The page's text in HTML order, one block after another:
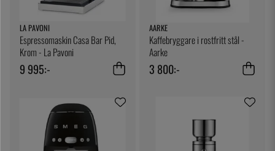
LA PAVONI
Espressomaskin Casa Bar Pid,
Krom - La Pavoni
9 995:-
AARKE
Kaffebryggare i rostfritt stål -
Aarke
3 800:-